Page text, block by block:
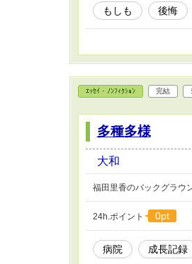
もしも 後悔
ｴｯｾｲ・ﾉﾝﾌｨｸｼｮﾝ 完結
多種多様
大和
福田里香のバックグラウ
24h.ポイント 0pt
病院 成長記録